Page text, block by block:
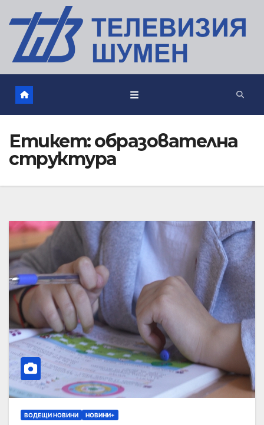
Етикет:образователна
структура
ВОДЕЩИ НОВИНИ НОВИНИ+